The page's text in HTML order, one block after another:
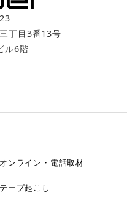
丁目3番­13号
ル6階
オンライン・電話取材
テープ起こし